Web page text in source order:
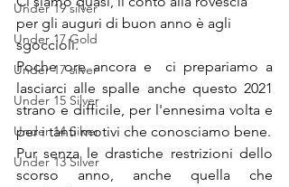
Under 19 silver
Under 17 Gold
Under 17 silver
Under 15 Silver
Under 14 Silver
Under 13 Silver
per gli auguri di buon anno è agli
sgoccioli.
Poche ore ancora e  ci prepariamo a
lasciarci alle spalle anche questo 2021
strano e difficile, per l'ennesima volta e
Pur senza le drastiche restrizioni dello
scorso anno, anche quella che